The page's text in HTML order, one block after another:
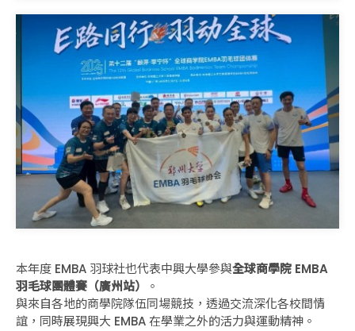
本年度 EMBA 羽球社也代表中興大學參與全球商學院 EMBA
羽毛球團體賽（廣州站）
。
與來自各地的商學院隊伍同場競技，透過交流深化各校間情
誼，同時展現興大 EMBA 在學業之外的活力與運動精神。